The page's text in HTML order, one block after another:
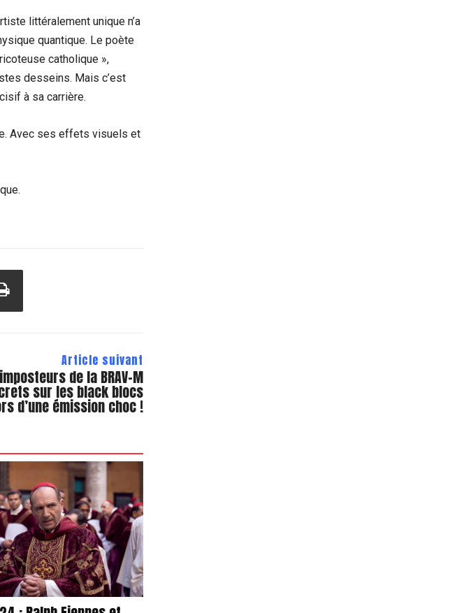
littéralement unique n’a
quantique. Le poète
catholique »,
desseins. Mais c’est
à sa carrière.
Avec ses effets visuels et
Article suivant
de la BRAV-M
sur les black blocs
d’une émission choc !